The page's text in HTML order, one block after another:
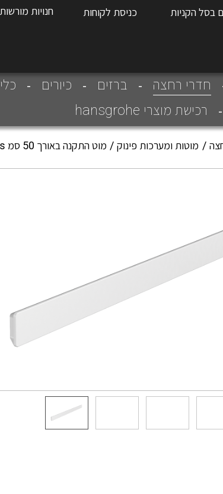
בסל הקניות כניסת לקוחות חנויות מורשות
ברזים
כיורים
רכישת מוצרי hansgrohe
מוטות ומערכות פינוק מוט התקנה באורך 50 סמ Wallstoris בגימור שחור מט